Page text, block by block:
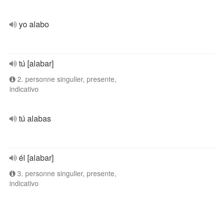
yo alabo
tú [alabar]
2. personne singulier, presente,
indicativo
tú alabas
él [alabar]
3. personne singulier, presente,
indicativo